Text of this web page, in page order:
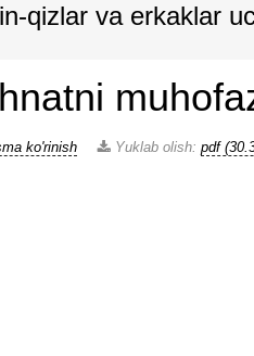
qizlar va erkaklar
ko'rinish Yuklab olish: pdf